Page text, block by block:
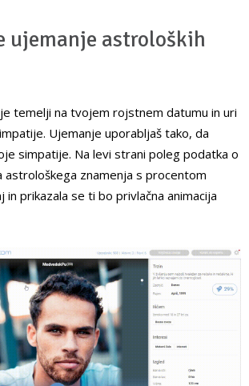
ujemanje astroloških
temelji na tvojem rojstnem datumu in uri
Ujemanje uporabljaš tako, da
simpatije. Na levi strani poleg podatka o
astrološkega znamenja s procentom
in prikazala se ti bo privlačna animacija